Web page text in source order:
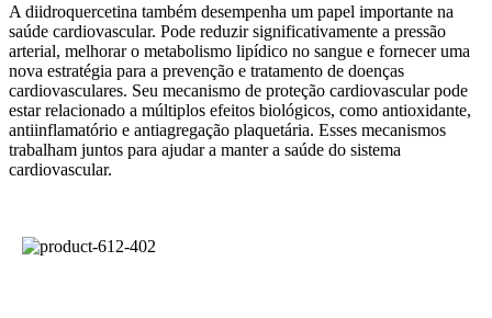
A diidroquercetina também desempenha um papel importante na
saúde cardiovascular. Pode reduzir significativamente a pressão
arterial, melhorar o metabolismo lipídico no sangue e fornecer uma
nova estratégia para a prevenção e tratamento de doenças
cardiovasculares. Seu mecanismo de proteção cardiovascular pode
estar relacionado a múltiplos efeitos biológicos, como antioxidante,
antiinflamatório e antiagregação plaquetária. Esses mecanismos
trabalham juntos para ajudar a manter a saúde do sistema
cardiovascular.